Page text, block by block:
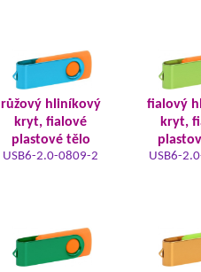
růžový hliníkový
kryt, fialové
plastové tělo
USB6-2.0-0809-2
fialový
kryt,
USB6-